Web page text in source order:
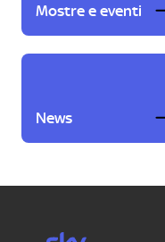
Mostre e eventi
News